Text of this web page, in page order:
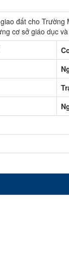
đất cho Trường
cơ sở giáo dục